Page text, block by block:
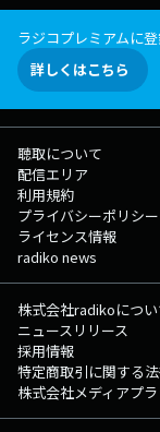
ラジコプレミアムに
詳しくはこちら
聴取について
配信エリア
利用規約
プライバシーポリシー
ライセンス情報
radiko news
株式会社radikoにつ
ニュースリリース
採用情報
特定商取引に関する
株式会社メディアプ